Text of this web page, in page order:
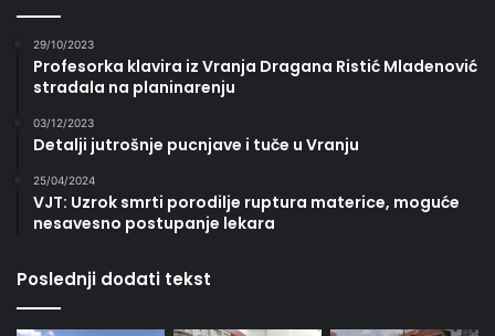
29/10/2023
Profesorka klavira iz Vranja Dragana Ristić Mladenović
stradala na planinarenju
03/12/2023
Detalji jutrošnje pucnjave i tuče u Vranju
25/04/2024
VJT: Uzrok smrti porodilje ruptura materice, moguće
nesavesno postupanje lekara
Poslednji dodati tekst